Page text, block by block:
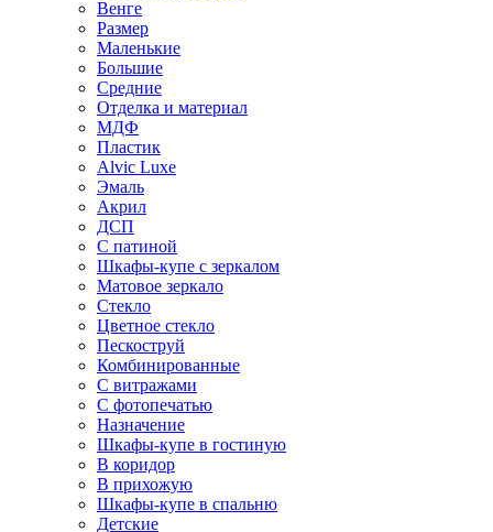
Венге
Размер
Маленькие
Большие
Средние
Отделка и материал
МДФ
Пластик
Alvic Luxe
Эмаль
Акрил
ДСП
С патиной
Шкафы-купе с зеркалом
Матовое зеркало
Стекло
Цветное стекло
Пескоструй
Комбинированные
С витражами
С фотопечатью
Назначение
Шкафы-купе в гостиную
В коридор
В прихожую
Шкафы-купе в спальню
Детские